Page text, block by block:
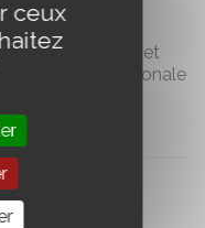
de chevaux et
Fédération Régionale
ceux